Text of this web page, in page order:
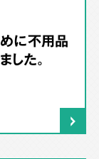
に不用品
した。